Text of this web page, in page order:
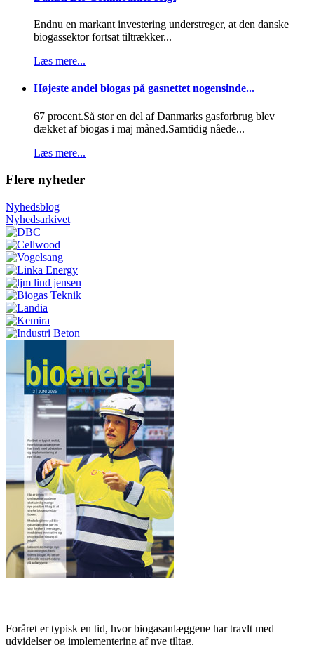
Endnu en markant investering understreger, at den danske
biogassektor fortsat tiltrækker...
Læs mere...
Højeste andel biogas på gasnettet nogensinde...
67 procent.Så stor en del af Danmarks gasforbrug blev
dækket af biogas i maj måned.Samtidig nåede...
Læs mere...
Flere nyheder
Nyhedsblog
Nyhedsarkivet
Foråret er typisk en tid, hvor biogasanlæggene har travlt med
udvidelser og implementering af nye tiltag.